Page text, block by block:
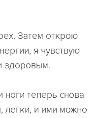
Затем открою
я чувствую
здоровым.
теперь снова
и ими можно